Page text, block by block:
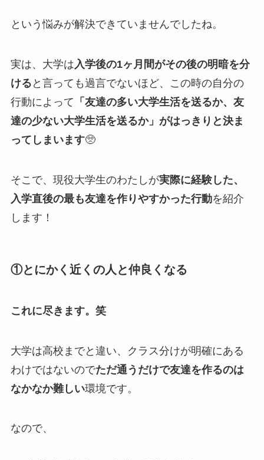
という悩みが解決できていませんでしたね。
実は、大学は入学後の1ヶ月間がその後の明暗を分
ける と言っても過言でないほど、この時の自分の
行動によって 「友達の多い大学生活を送るか、友
達の少ない大学生活を送るか」がはっきりと決ま
ってしまいます🥺
そこで、現役大学生のわたしが実際に経験した、
入学直後の最も友達を作りやすかった行動を紹介
します！
①とにかく近くの人と仲良くなる
これに尽きます。笑
大学は高校までと違い、クラス分けが明確にある
わけではないのでただ通うだけで友達を作るのは
なかなか難しい環境です。
なので、